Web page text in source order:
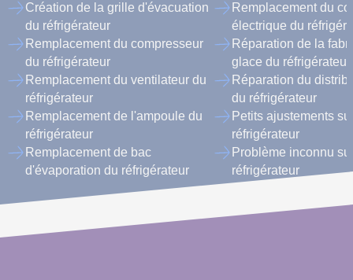
Création de la grille d'évacuation
du réfrigérateur
Remplacement du compresseur
du réfrigérateur
Remplacement du ventilateur du
réfrigérateur
Remplacement de l'ampoule du
réfrigérateur
Remplacement de bac
d'évaporation du réfrigérateur
Remplacement du
électrique du
Réparation de la
glace du réfrigérateur
Réparation du
du réfrigérateur
Petits ajustements
réfrigérateur
Problème inconnu
réfrigérateur